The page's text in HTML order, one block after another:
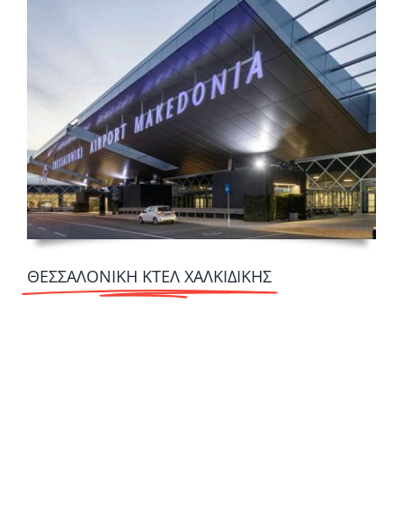
ΘΕΣΣΑΛΟΝΙΚΗ ΚΤΕΛ ΧΑΛΚΙΔΙΚΗΣ